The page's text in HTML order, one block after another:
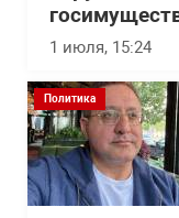
1 июля, 15:24
Политика